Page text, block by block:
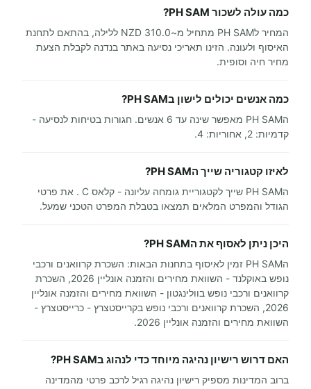
כמה עולה לשכור PH SAM?
המחיר לPH SAM מתחיל מ~310.0 NZD ללילה, בהתאם לתחנת
האיסוף ולעונה. הזינו תאריכי נסיעה באתר בנדנה לקבלת הצעת
מחיר חיה וסופית.
כמה אנשים יכולים לישון בPH SAM?
הPH SAM מאפשר שינה עד 6 אנשים. חגורות בטיחות לנסיעה -
קדמיות: 2, אחוריות: 4.
לאיזו קטגוריה שייך הPH SAM?
הPH SAM שייך לקטגוריית גומחה עליונה - קלאס C . את פרטי
הגודל והמפרט המלאים תמצאו בטבלת המפרט הטכני שמעל.
היכן ניתן לאסוף את הPH SAM?
הPH SAM זמין לאיסוף בתחנות הבאות: השכרת קרוואנים ורכבי
נופש באוקלנד - השוואת מחירים והזמנה אונליין 2026, השכרת
קרוואנים ורכבי נופש בוולינגטון - השוואת מחירים והזמנה אונליין
2026, השכרת קרוואנים ורכבי נופש בקרייסטצרץ - כרייסטצרץ -
השוואת מחירים והזמנה אונליין 2026.
האם דרוש רישיון נהיגה מיוחד כדי לנהוג בPH SAM?
ברוב המדינות מספיק רישיון נהיגה רגיל לרכב פרטי מהמדינה